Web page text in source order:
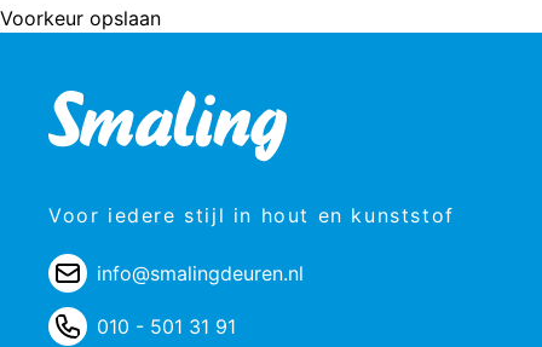
Voorkeur opslaan
Voor iedere stijl in hout en kunststof
info@smalingdeuren.nl
010 - 501 31 91